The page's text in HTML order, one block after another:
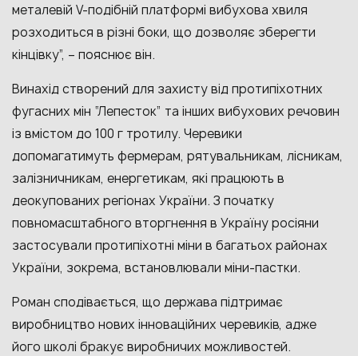
металевій V-подібній платформі вибухова хвиля
розходиться в різні боки, що дозволяє зберегти
кінцівку”, – пояснює він.
Винахід створений для захисту від протипіхотних
фугасних мін “Лепесток” та інших вибухових речовин
із вмістом до 100 г тротилу. Черевики
допомагатимуть фермерам, рятувальникам, лісникам,
залізничникам, енергетикам, які працюють в
деокупованих регіонах України. З початку
повномасштабного вторгнення в Україну росіяни
застосували протипіхотні міни в багатьох районах
України, зокрема, встановлювали міни-пастки.
Роман сподівається, що держава підтримає
виробництво нових інноваційних черевиків, адже
його школі бракує виробничих можливостей.